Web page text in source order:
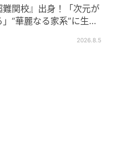
関校』出身！「次元が
“華麗なる家系”に生ま
2026.8.5